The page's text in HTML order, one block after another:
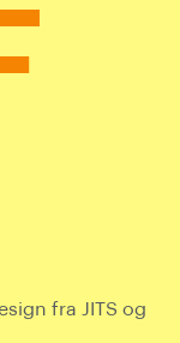
fra JITS og